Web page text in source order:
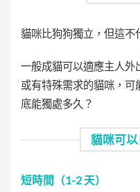
貓咪比狗狗獨立，但這不
一般成貓可以適應主人外
或有特殊需求的貓咪，可
底能獨處多久？
貓咪可
短時間（1-2 天）